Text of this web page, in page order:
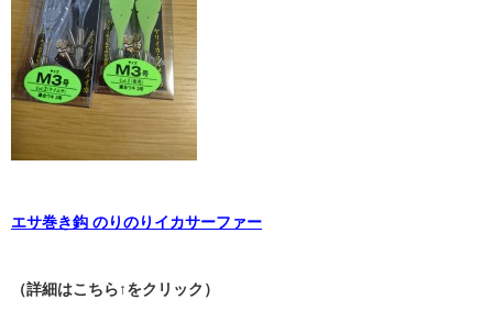
エサ巻き鈎 のりのりイカサーファー
（詳細はこちら↑をクリック）